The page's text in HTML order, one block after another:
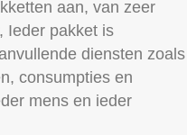
aan, van zeer
Ieder pakket is
diensten zoals
consumpties en
mens en ieder